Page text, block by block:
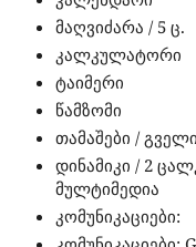
მაღვიძარა / 5 ც.
კალკულატორი
ტაიმერი
წამზომი
თამაშები / გველი
დინამიკი / 2
მულტიმედია
კომუნიკაციები: